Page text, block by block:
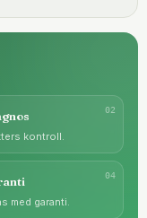
02
kontroll.
04
med garanti.